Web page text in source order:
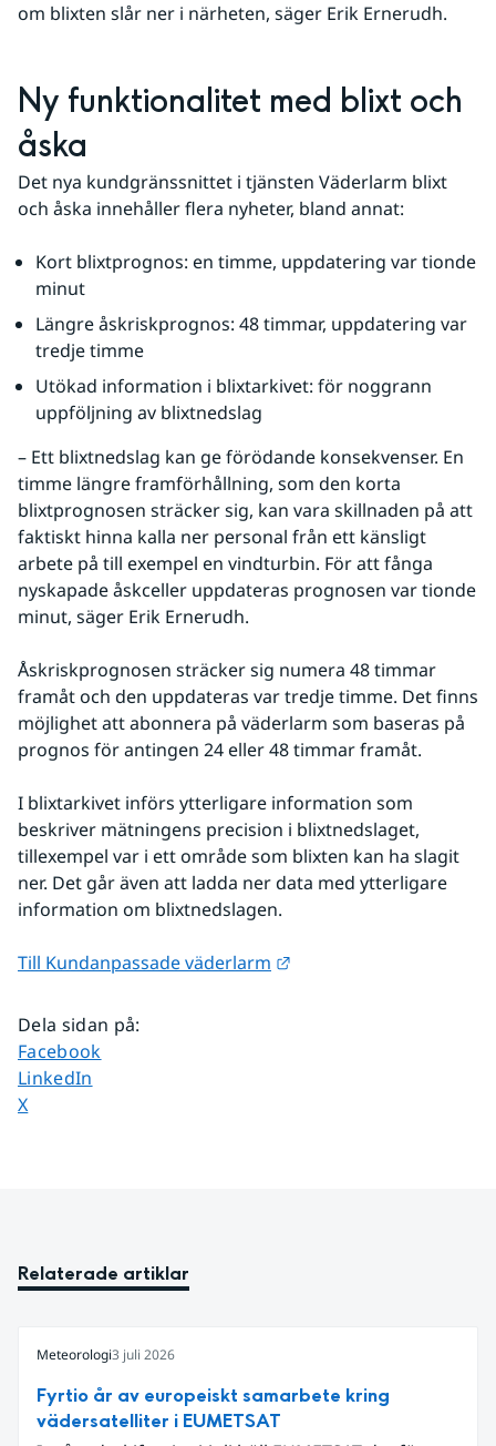
om blixten slår ner i närheten, säger Erik Ernerudh.
Ny funktionalitet med blixt och
åska
Det nya kundgränssnittet i tjänsten Väderlarm blixt
och åska innehåller flera nyheter, bland annat:
Kort blixtprognos: en timme, uppdatering var tionde
minut
Längre åskriskprognos: 48 timmar, uppdatering var
tredje timme
Utökad information i blixtarkivet: för noggrann
uppföljning av blixtnedslag
– Ett blixtnedslag kan ge förödande konsekvenser. En
timme längre framförhållning, som den korta
blixtprognosen sträcker sig, kan vara skillnaden på att
faktiskt hinna kalla ner personal från ett känsligt
arbete på till exempel en vindturbin. För att fånga
nyskapade åskceller uppdateras prognosen var tionde
minut, säger Erik Ernerudh.
Åskriskprognosen sträcker sig numera 48 timmar
framåt och den uppdateras var tredje timme. Det finns
möjlighet att abonnera på väderlarm som baseras på
prognos för antingen 24 eller 48 timmar framåt.
I blixtarkivet införs ytterligare information som
beskriver mätningens precision i blixtnedslaget,
tillexempel var i ett område som blixten kan ha slagit
ner. Det går även att ladda ner data med ytterligare
information om blixtnedslagen.
Till Kundanpassade väderlarm
Dela sidan på:
Dela sidan på
Facebook
Dela sidan på
LinkedIn
Dela sidan på
X
Relaterade artiklar
Meteorologi3 juli 2026
Fyrtio år av europeiskt samarbete kring
vädersatelliter i EUMETSAT